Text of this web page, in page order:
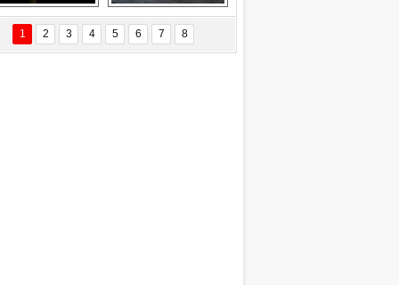
ÖZYANIK
Değişti?
Delta uçağına
yıldırım çarptı
Ford Focus RS
(2015)
1 2 3 4 5 6 7 8